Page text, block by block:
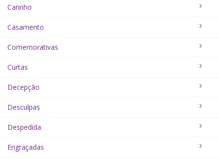
Carinho
Casamento
Comemorativas
Curtas
Decepção
Desculpas
Despedida
Engraçadas